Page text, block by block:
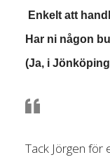
Enkelt att
Har ni någon
(Ja, i
Tack Jörgen för